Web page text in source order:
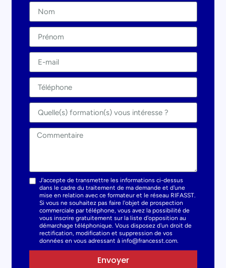
J'accepte de transmettre les informations ci-dessus
dans le cadre du traitement de ma demande et d'une
mise en relation avec ce formateur et le réseau RIFASST.
Si vous ne souhaitez pas faire l'objet de prospection
commerciale par téléphone, vous avez la possibilité de
vous inscrire gratuitement sur la liste d'opposition au
démarchage téléphonique. Vous disposez d'un droit de
rectification, modification et suppression de vos
données en vous adressant à info@francesst.com.
Envoyer